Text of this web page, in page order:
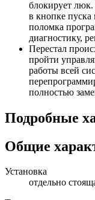
блокирует
в кнопке
поломка
диагностику,
Перестал
пройти
работы всей
полностью
Подробные
Общие
Установка
отдельно